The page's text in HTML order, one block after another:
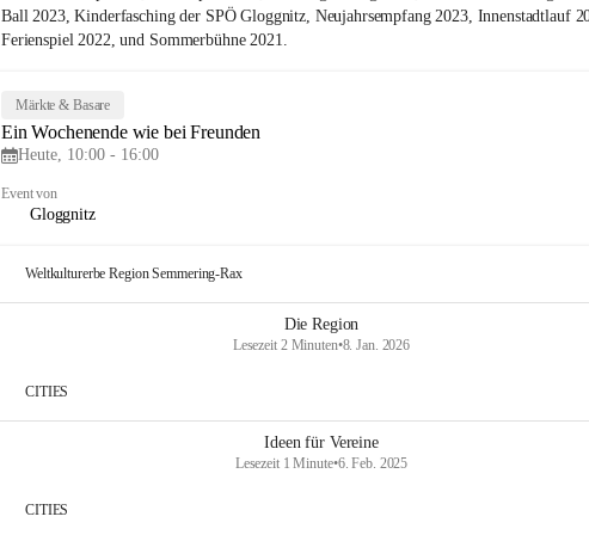
Ball 2023, Kinderfasching der SPÖ Gloggnitz, Neujahrsempfang 2023, Innenstadtlauf
Ferienspiel 2022, und Sommerbühne 2021.
Märkte & Basare
Ein Wochenende wie bei Freunden
Heute, 10:00 - 16:00
Event von
Gloggnitz
Weltkulturerbe Region Semmering-Rax
Die Region
Lesezeit 2 Minuten•8. Jan. 2026
CITIES
Ideen für Vereine
Lesezeit 1 Minute•6. Feb. 2025
CITIES